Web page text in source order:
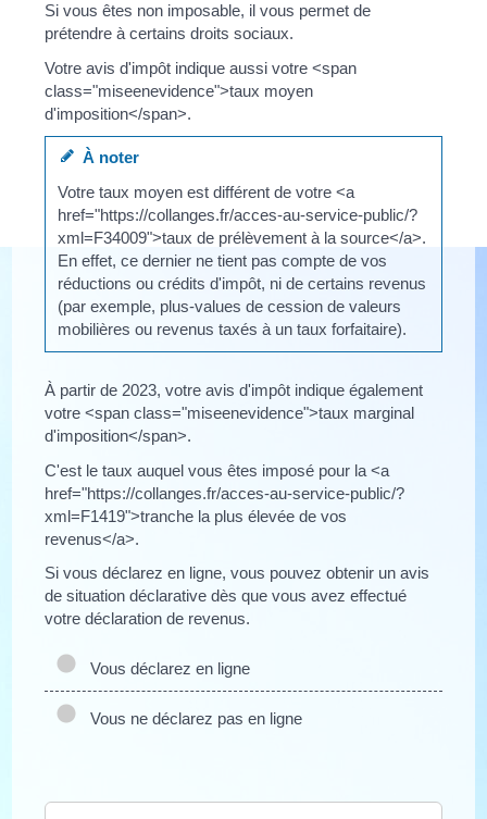
Si vous êtes non imposable, il vous permet de
prétendre à certains droits sociaux.
Votre avis d'impôt indique aussi votre <span
class="miseenevidence">taux moyen
d'imposition</span>.
À noter
Votre taux moyen est différent de votre <a
href="https://collanges.fr/acces-au-service-public/?
xml=F34009">taux de prélèvement à la source</a>.
En effet, ce dernier ne tient pas compte de vos
réductions ou crédits d'impôt, ni de certains revenus
(par exemple, plus-values de cession de valeurs
mobilières ou revenus taxés à un taux forfaitaire).
À partir de 2023, votre avis d'impôt indique également
votre <span class="miseenevidence">taux marginal
d'imposition</span>.
C'est le taux auquel vous êtes imposé pour la <a
href="https://collanges.fr/acces-au-service-public/?
xml=F1419">tranche la plus élevée de vos
revenus</a>.
Si vous déclarez en ligne, vous pouvez obtenir un avis
de situation déclarative dès que vous avez effectué
votre déclaration de revenus.
Vous déclarez en ligne
Vous ne déclarez pas en ligne